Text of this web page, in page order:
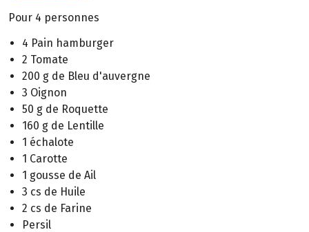
Pour 4 personnes
4 Pain hamburger
2 Tomate
200 g de Bleu d'auvergne
3 Oignon
50 g de Roquette
160 g de Lentille
1 échalote
1 Carotte
1 gousse de Ail
3 cs de Huile
2 cs de Farine
Persil